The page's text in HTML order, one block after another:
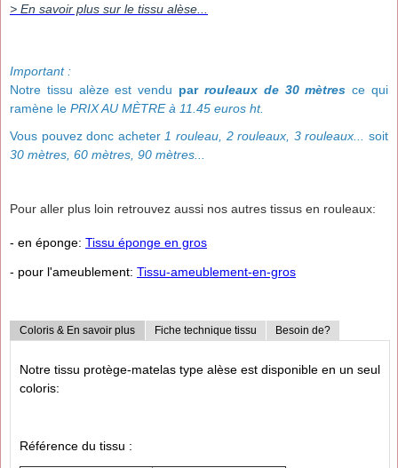
> En savoir plus sur le tissu alèse...
Important :
Notre tissu alèze est vendu parrouleaux de 30 mètres ce qui
ramène le PRIX AU MÈTRE à 11.45 euros ht.
Vous pouvez donc acheter 1 rouleau, 2 rouleaux, 3 rouleaux...soit
30 mètres, 60 mètres, 90 mètres...
Pour aller plus loin retrouvez aussi nos autres tissus en rouleaux:
- en éponge: Tissu éponge en gros
- pour l'ameublement: Tissu-ameublement-en-gros
Coloris & En savoir plus Fiche technique tissu Besoin de?
Notre tissu protège-matelas type alèse est disponible en un seul
coloris:
Référence du tissu :